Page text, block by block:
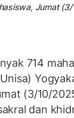
Jumat
714
(3/10/
dan